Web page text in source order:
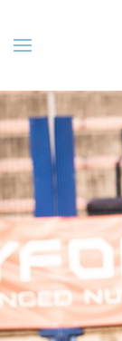
Skip to